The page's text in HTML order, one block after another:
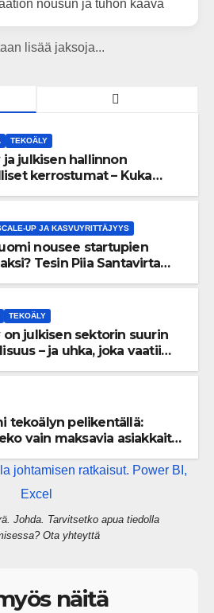
nousun ja tuhon kaava
lisää jaksoja...
TEKOÄLY
ja julkisen hallinnon
kerrostumat – Kuka
UP JA KASVUYRITTÄJYYS
nousee startupien
Tesin Piia Santavirta
TEKOÄLY
on julkisen sektorin suurin
– ja uhka, joka vaatii
tekoälyn pelikentällä:
vain maksavia asiakkaita
Johda. Tarvitsetko apua tiedolla
Ota yhteyttä
näitä